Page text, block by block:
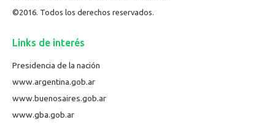
©2016. Todos los derechos reservados.
Links de interés
Presidencia de la nación
www.argentina.gob.ar
www.buenosaires.gob.ar
www.gba.gob.ar